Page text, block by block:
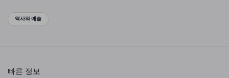
역사와 예술
빠른 정보